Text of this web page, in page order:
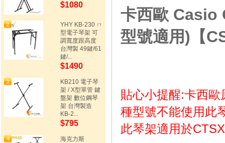
$1080
YHY KB-230 ㄇ
型電子琴架 可
調寬度跟高度
台灣製 49鍵/61
鍵/...
$1490
KB210 電子琴
架 / X型單管 鍵
盤架 數位鋼琴
架 台灣製造
KB-2...
$795
海克力斯
卡西歐 Casio
型號適用)【
貼心小提醒:卡西歐
種型號不能使用此
此琴架適用於